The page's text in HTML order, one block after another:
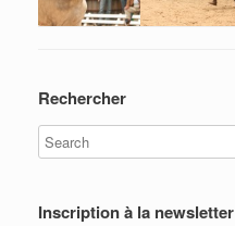
Rechercher
Inscription à la newsletter